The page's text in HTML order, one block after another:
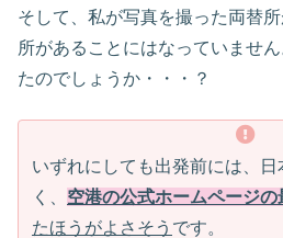
そして、私が写真を撮った両替
所があることにはなっていませ
たのでしょうか・・・？
いずれにしても出発前には、
く、 空港の公式ホームページ
たほうがよさそう です。